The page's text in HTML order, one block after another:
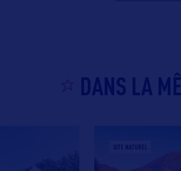
DANS LA
SITE NATUREL